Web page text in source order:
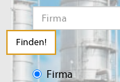
Finden!
Firma